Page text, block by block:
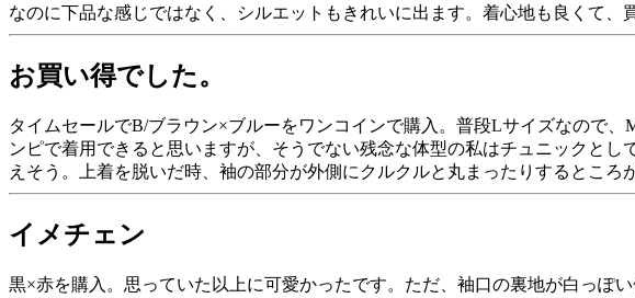
なのに下品な感じではなく、シルエットもきれいに出ます。着心地も良くて、
お買い得でした。
タイムセールでB/ブラウン×ブルーをワンコインで購入。普段Lサイズなので
ンピで着用できると思いますが、そうでない残念な体型の私はチュニックと
えそう。上着を脱いだ時、袖の部分が外側にクルクルと丸まったりするとこ
イメチェン
黒×赤を購入。思っていた以上に可愛かったです。ただ、袖口の裏地が白っぽ